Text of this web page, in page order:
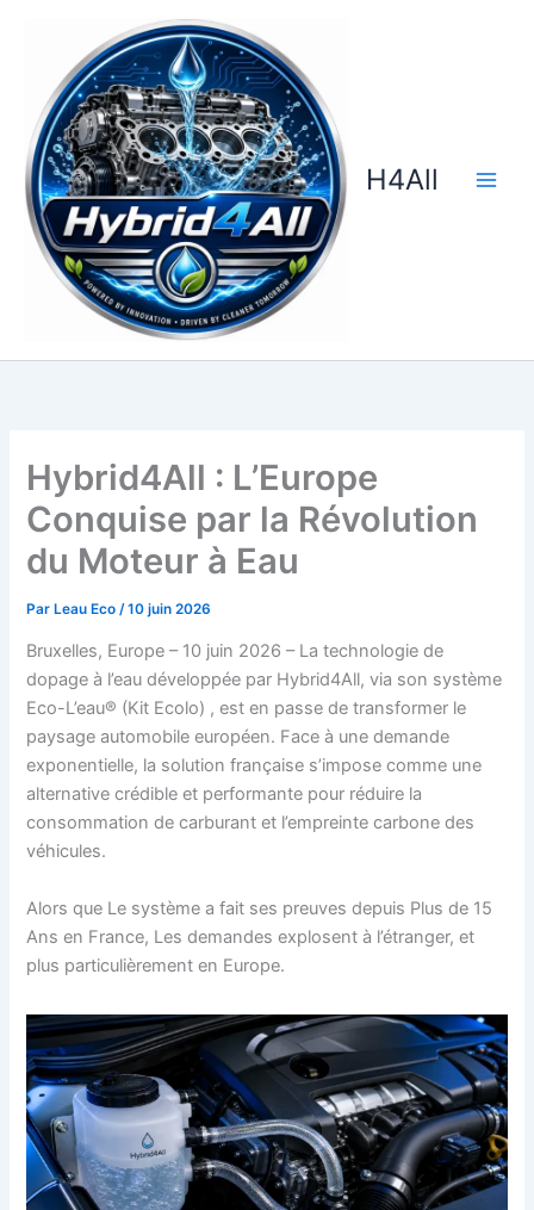
H4All
Hybrid4All : L’Europe
Conquise par la Révolution
du Moteur à Eau
ParLeau Eco/10 juin 2026
Bruxelles, Europe – 10 juin 2026 – La technologie de
dopage à l’eau développée par Hybrid4All, via son système
Eco-L’eau® (Kit Ecolo) , est en passe de transformer le
paysage automobile européen. Face à une demande
exponentielle, la solution française s’impose comme une
alternative crédible et performante pour réduire la
consommation de carburant et l’empreinte carbone des
véhicules.
Alors que Le système a fait ses preuves depuis Plus de 15
Ans en France, Les demandes explosent à l’étranger, et
plus particulièrement en Europe.